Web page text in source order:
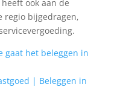
ook aan de
regio bijgedragen,
gaat het beleggen in
| Beleggen in